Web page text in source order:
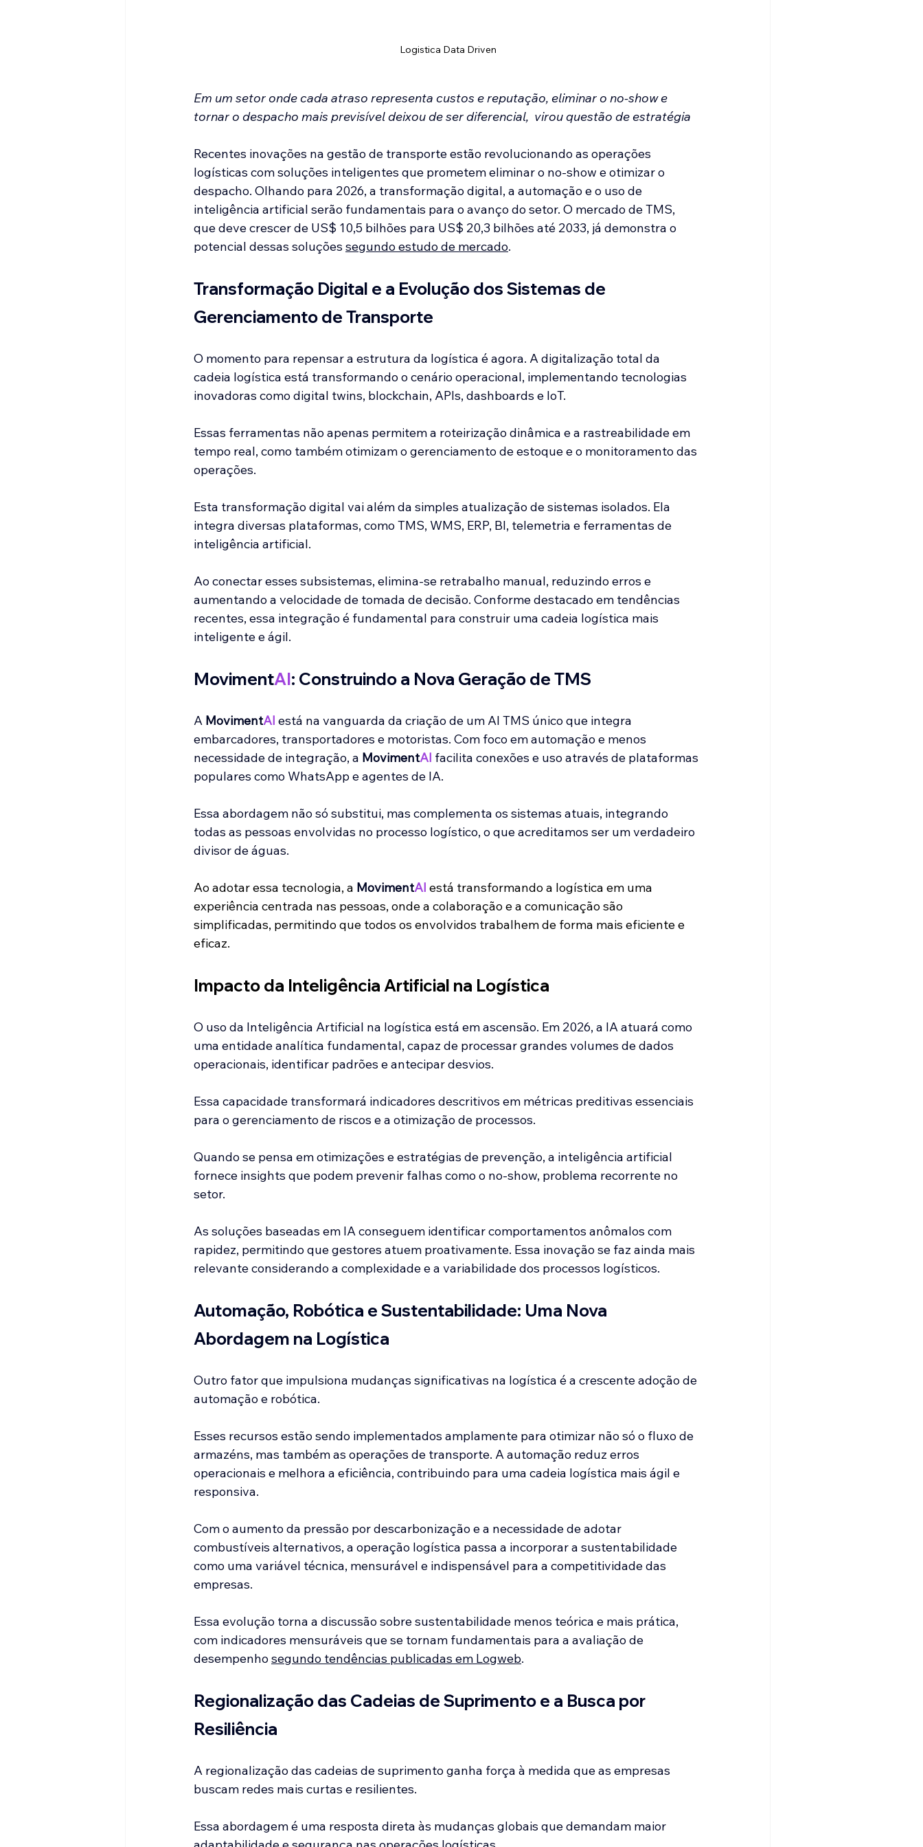
Logistica Data Driven
Em um setor onde cada atraso representa custos e reputação, eliminar o no‑show e
tornar o despacho mais previsível deixou de ser diferencial,  virou questão de estratégia
Recentes inovações na gestão de transporte estão revolucionando as operações
logísticas com soluções inteligentes que prometem eliminar o no-show e otimizar o
despacho. Olhando para 2026, a transformação digital, a automação e o uso de
inteligência artificial serão fundamentais para o avanço do setor. O mercado de TMS,
que deve crescer de US$ 10,5 bilhões para US$ 20,3 bilhões até 2033, já demonstra o
potencial dessas soluções segundo estudo de mercado.
Transformação Digital e a Evolução dos Sistemas de
Gerenciamento de Transporte
O momento para repensar a estrutura da logística é agora. A digitalização total da
cadeia logística está transformando o cenário operacional, implementando tecnologias
inovadoras como digital twins, blockchain, APIs, dashboards e IoT.
Essas ferramentas não apenas permitem a roteirização dinâmica e a rastreabilidade em
tempo real, como também otimizam o gerenciamento de estoque e o monitoramento das
operações.
Esta transformação digital vai além da simples atualização de sistemas isolados. Ela
integra diversas plataformas, como TMS, WMS, ERP, BI, telemetria e ferramentas de
inteligência artificial.
Ao conectar esses subsistemas, elimina-se retrabalho manual, reduzindo erros e
aumentando a velocidade de tomada de decisão. Conforme destacado em tendências
recentes, essa integração é fundamental para construir uma cadeia logística mais
inteligente e ágil.
MovimentAI: Construindo a Nova Geração de TMS
A MovimentAI está na vanguarda da criação de um AI TMS único que integra
embarcadores, transportadores e motoristas. Com foco em automação e menos
necessidade de integração, a MovimentAI facilita conexões e uso através de plataformas
populares como WhatsApp e agentes de IA.
Essa abordagem não só substitui, mas complementa os sistemas atuais, integrando
todas as pessoas envolvidas no processo logístico, o que acreditamos ser um verdadeiro
divisor de águas.
Ao adotar essa tecnologia, a MovimentAI está transformando a logística em uma
experiência centrada nas pessoas, onde a colaboração e a comunicação são
simplificadas, permitindo que todos os envolvidos trabalhem de forma mais eficiente e
eficaz.
Impacto da Inteligência Artificial na Logística
O uso da Inteligência Artificial na logística está em ascensão. Em 2026, a IA atuará como
uma entidade analítica fundamental, capaz de processar grandes volumes de dados
operacionais, identificar padrões e antecipar desvios.
Essa capacidade transformará indicadores descritivos em métricas preditivas essenciais
para o gerenciamento de riscos e a otimização de processos.
Quando se pensa em otimizações e estratégias de prevenção, a inteligência artificial
fornece insights que podem prevenir falhas como o no-show, problema recorrente no
setor.
As soluções baseadas em IA conseguem identificar comportamentos anômalos com
rapidez, permitindo que gestores atuem proativamente. Essa inovação se faz ainda mais
relevante considerando a complexidade e a variabilidade dos processos logísticos.
Automação, Robótica e Sustentabilidade: Uma Nova
Abordagem na Logística
Outro fator que impulsiona mudanças significativas na logística é a crescente adoção de
automação e robótica.
Esses recursos estão sendo implementados amplamente para otimizar não só o fluxo de
armazéns, mas também as operações de transporte. A automação reduz erros
operacionais e melhora a eficiência, contribuindo para uma cadeia logística mais ágil e
responsiva.
Com o aumento da pressão por descarbonização e a necessidade de adotar
combustíveis alternativos, a operação logística passa a incorporar a sustentabilidade
como uma variável técnica, mensurável e indispensável para a competitividade das
empresas.
Essa evolução torna a discussão sobre sustentabilidade menos teórica e mais prática,
com indicadores mensuráveis que se tornam fundamentais para a avaliação de
desempenho segundo tendências publicadas em Logweb.
Regionalização das Cadeias de Suprimento e a Busca por
Resiliência
A regionalização das cadeias de suprimento ganha força à medida que as empresas
buscam redes mais curtas e resilientes.
Essa abordagem é uma resposta direta às mudanças globais que demandam maior